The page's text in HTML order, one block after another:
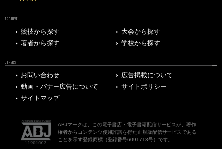
ARCHIVE
競技から探す
大会から探す
著者から探す
学校から探す
OTHERS
お問い合わせ
広告掲載について
動画・バナー広告について
サイトポリシー
サイトマップ
ABJマークは、この電子書店・電子書籍配信サービスが、著作
権者からコンテンツ使用許諾を得た正規版配信サービスである
ことを示す登録商標（登録番号6091713号）です。